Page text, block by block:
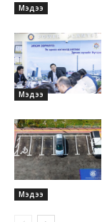
Мэдээ
Мэдээ
Мэдээ